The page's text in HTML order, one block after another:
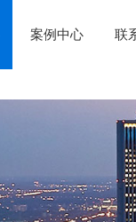
案例中心 联